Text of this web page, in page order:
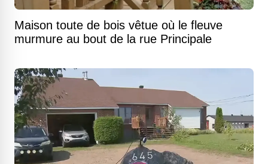
Maison toute de bois vêtue où le fleuve
murmure au bout de la rue Principale